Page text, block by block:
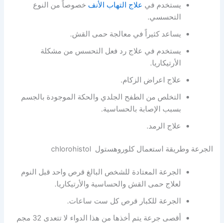
يستخدم في علاج التهاب الأنف خصوصاً من النوع
التحسسي.
يساعد كثيراً في معالجة حمى القش.
يستخدم في علاج رد فعل التحسس من مشكلة
الأرتيكاريا.
علاج اعراض الزكام.
التخلص من الطفح الجلدي والحكة الموجودة بالجسم
بسبب الإصابة بالحساسية.
علاج الرمد.
الجرعة وطريقة استعمال كلوروهستول chlorohistol
الجرعة المعتادة للشخص البالغ قرص واحد قبل النوم
لعلاج حمى القش والحساسية والأرتيكاريا.
الجرعة للكبار قرص كل ست ساعات.
أقصى جرعة يتم أخذها من هذا الدواء لا تتعدى 32 مجم